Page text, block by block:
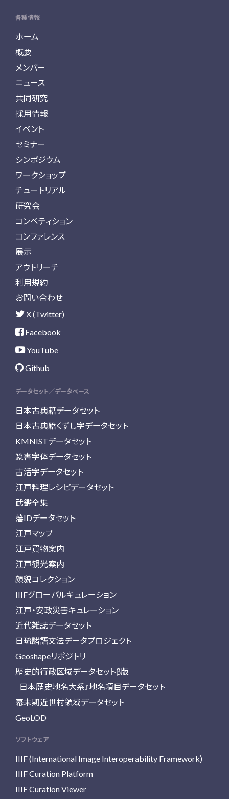
各種情報
ホーム
概要
メンバー
ニュース
共同研究
採用情報
イベント
セミナー
シンポジウム
ワークショップ
チュートリアル
研究会
コンペティション
コンファレンス
展示
アウトリーチ
利用規約
お問い合わせ
X (Twitter)
Facebook
YouTube
Github
データセット／データベース
日本古典籍データセット
日本古典籍くずし字データセット
KMNISTデータセット
篆書字体データセット
古活字データセット
江戸料理レシピデータセット
武鑑全集
藩IDデータセット
江戸マップ
江戸買物案内
江戸観光案内
顔貌コレクション
IIIFグローバルキュレーション
江戸・安政災害キュレーション
近代雑誌データセット
日琉諸語文法データプロジェクト
Geoshapeリポジトリ
歴史的行政区域データセットβ版
『日本歴史地名大系』地名項目データセット
幕末期近世村領域データセット
GeoLOD
ソフトウェア
IIIF (International Image Interoperability Framework)
IIIF Curation Platform
IIIF Curation Viewer